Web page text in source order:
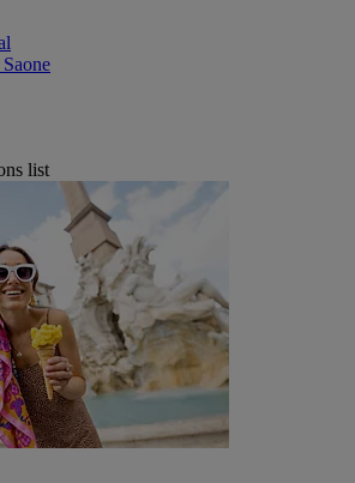
list